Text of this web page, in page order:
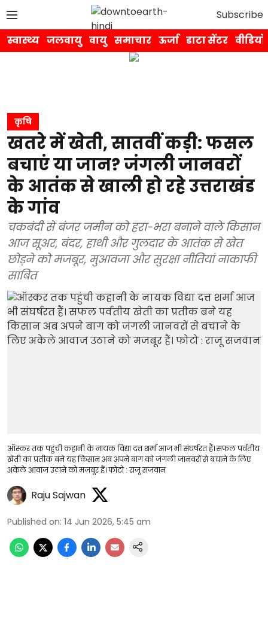
Subscribe
स्वास्थ्य जलवायु वायु समाचार ऊर्जा डाटा सेंटर वीडियो
कृषि
खतरे में खेती, सातवीं कड़ी: फसल
बचाएं या जान? जंगली जानवरों
के आतंक से खाली हो रहे उत्तराखंड
के गांव
चकबंदी से बंजर जमीन को हरा-भरा बनाने वाले किसान
आज सूअर, बंदर, हाथी और गुलदार के आतंक से खेत
छोड़ने को मजबूर, मुआवजा और सुरक्षा नीतियां नाकाफी
साबित
ऑस्कर तक पहुंची कहानी के नायक विद्या दत्त शर्मा आज भी संघर्षरत हैं। सफल पर्वतीय
खेती का प्रतीक बने यह किसान अब अपने बाग को जंगली जानवरों से बचाने के लिए
अकेले आवाज उठाने को मजबूर हैं। फोटो : राजू सजवान
Raju Sajwan
Published on: 14 Jun 2026, 5:45 am